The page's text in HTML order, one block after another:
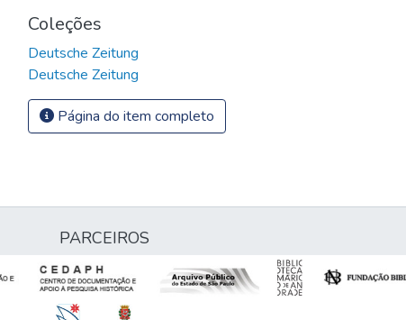
Coleções
Deutsche Zeitung
Deutsche Zeitung
Página do item completo
PARCEIROS